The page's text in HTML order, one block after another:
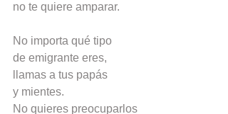
no te quiere amparar.
No importa qué tipo
de emigrante eres,
llamas a tus papás
y mientes.
No quieres preocuparlos